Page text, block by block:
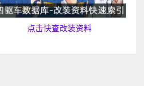
点击快查改装资料